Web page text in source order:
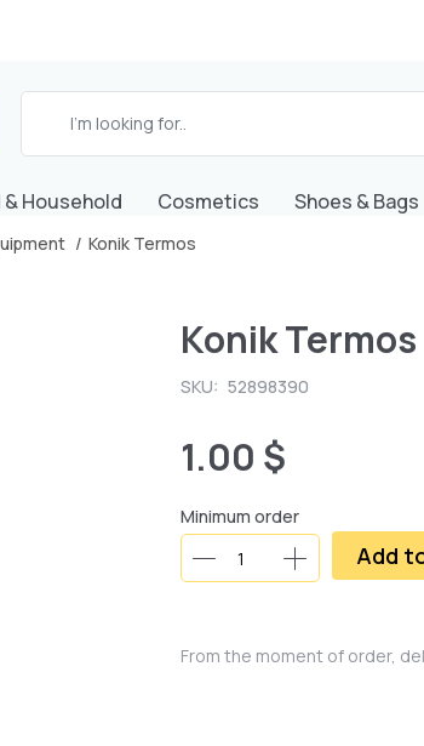
& Household Cosmetics Shoes & Bags
Konik Termos
Konik Termos
SKU: 52898390
1.00 $
Minimum order
Add
From the moment of order,